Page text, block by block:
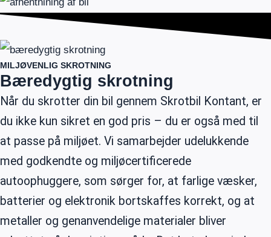
MILJØVENLIG SKROTNING
Bæredygtig skrotning
Når du skrotter din bil gennem Skrotbil Kontant, er
du ikke kun sikret en god pris – du er også med til
at passe på miljøet. Vi samarbejder udelukkende
med godkendte og miljøcertificerede
autoophuggere, som sørger for, at farlige væsker,
batterier og elektronik bortskaffes korrekt, og at
metaller og genanvendelige materialer bliver